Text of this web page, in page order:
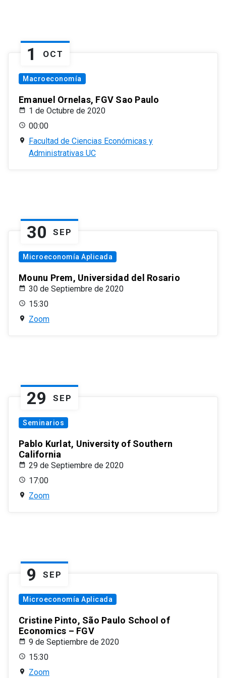
1 OCT
Macroeconomía
Emanuel Ornelas, FGV Sao Paulo
1 de Octubre de 2020
00:00
Facultad de Ciencias Económicas y
Administrativas UC
30 SEP
Microeconomía Aplicada
Mounu Prem, Universidad del Rosario
30 de Septiembre de 2020
15:30
Zoom
29 SEP
Seminarios
Pablo Kurlat, University of Southern
California
29 de Septiembre de 2020
17:00
Zoom
9 SEP
Microeconomía Aplicada
Cristine Pinto, São Paulo School of
Economics – FGV
9 de Septiembre de 2020
15:30
Zoom